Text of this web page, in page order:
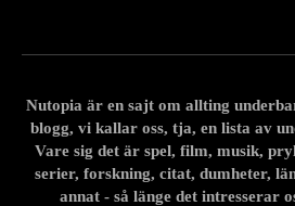
Nutopia är en sajt om allting
blogg, vi kallar oss, tja, en lista av
Vare sig det är spel, film, musik,
serier, forskning, citat, dumheter,
annat - så länge det intresserar